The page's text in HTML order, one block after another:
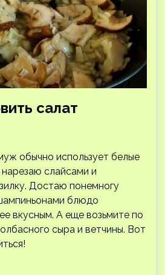
салат
обычно использует белые
нарезаю слайсами и
Достаю понемногу
блюдо
вкусным. А еще возьмите по
сыра и ветчины. Вот